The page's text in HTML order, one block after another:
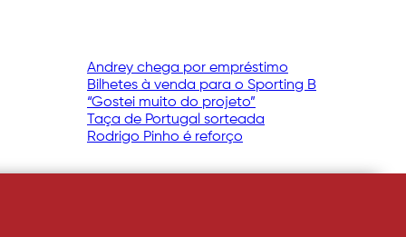
Andrey chega por empréstimo
Bilhetes à venda para o Sporting B
“Gostei muito do projeto”
Taça de Portugal sorteada
Rodrigo Pinho é reforço